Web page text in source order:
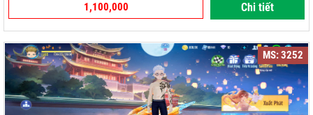
1,100,000 Chi tiết
MS: 3252